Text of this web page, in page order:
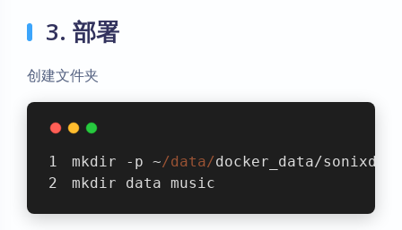
3. 部署
创建文件夹
mkdir -p ~/data/docker_data/sonixd
mkdir data music